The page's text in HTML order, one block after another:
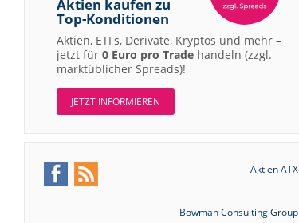
Aktien kaufen zu
Top-Konditionen
Aktien, ETFs, Derivate, Kryptos und mehr –
jetzt für 0 Euro pro Trade handeln (zzgl.
marktüblicher Spreads)!
JETZT INFORMIEREN
Aktien ATX
Bowman Consulting Group